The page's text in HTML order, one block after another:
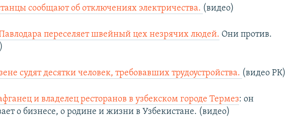
сообщают об отключениях электричества. (видео)
переселяет швейный цех незрячих людей. Они против.
судят десятки человек, требовавших трудоустройства. (видео РК)
и владелец ресторанов в узбекском городе Термез: он
о бизнесе, о родине и жизни в Узбекистане. (видео)